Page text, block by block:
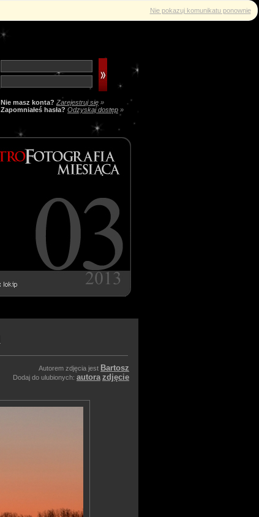
Nie pokazuj komunikatu ponownie
Nie masz konta? Zarejestruj się »
Zapomniałeś hasła? Odzyskaj dostęp »
Autorem zdjęcia jest Bartosz
Dodaj do ulubionych: autora zdjęcie